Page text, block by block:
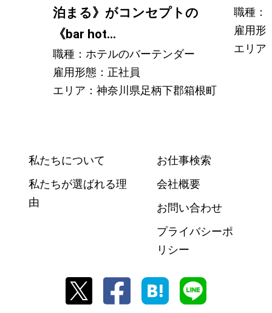
泊まる》がコンセプトの
《bar hot...
職種：ホテルのバーテンダー
雇用形態：正社員
エリア：神奈川県足柄下郡箱根町
職種：
雇用形
エリア
私たちについて
私たちが選ばれる理
由
お仕事検索
会社概要
お問い合わせ
プライバシーポ
リシー